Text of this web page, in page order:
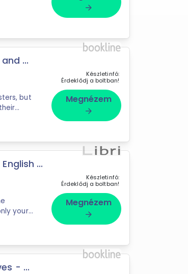
arrow_forward
...
but
Készletinfó:
Érdeklődj a boltban!
Megnézem
arrow_forward
...
your
Készletinfó:
Érdeklődj a boltban!
Megnézem
arrow_forward
- ...